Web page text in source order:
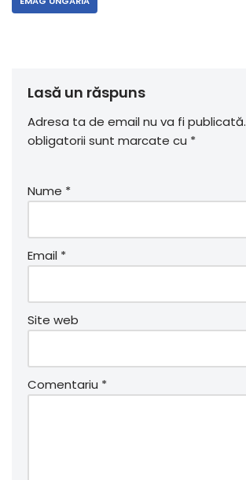
Lasă un răspuns
Adresa ta de email nu va fi publicată.
obligatorii sunt marcate cu *
Nume *
Email *
Site web
Comentariu *